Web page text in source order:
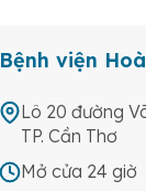
Bệnh viện
Lô 20 đường
TP. Cần Thơ
Mở cửa 24 giờ